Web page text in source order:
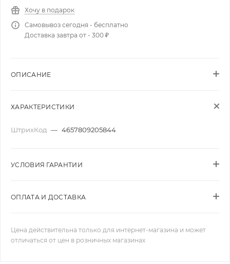
Хочу в подарок
Самовывоз сегодня - бесплатно
Доставка завтра от - 300 ₽
ОПИСАНИЕ
ХАРАКТЕРИСТИКИ
ШтрихКод — 4657809205844
УСЛОВИЯ ГАРАНТИИ
ОПЛАТА И ДОСТАВКА
Цена действительна только для интернет-магазина и может
отличаться от цен в розничных магазинах